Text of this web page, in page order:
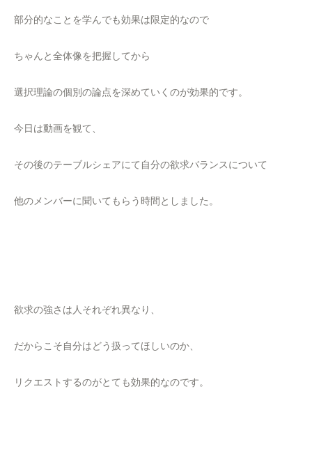
部分的なことを学んでも効果は限定的なので
ちゃんと全体像を把握してから
選択理論の個別の論点を深めていくのが効果的です。
今日は動画を観て、
その後のテーブルシェアにて自分の欲求バランスについて
他のメンバーに聞いてもらう時間としました。
欲求の強さは人それぞれ異なり、
だからこそ自分はどう扱ってほしいのか、
リクエストするのがとても効果的なのです。